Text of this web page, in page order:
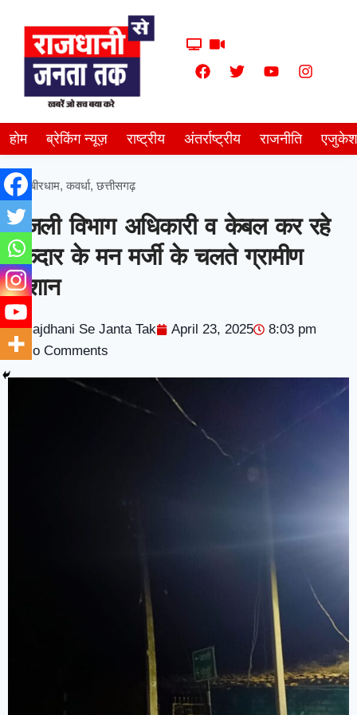
होम ब्रेकिंग न्यूज़ राष्ट्रीय अंतर्राष्ट्रीय राजनीति
कबीरधाम,कवर्धा,छत्तीसगढ़
बिजली विभाग अधिकारी व केबल कर रहे
ठेकेदार के मन मर्जी के चलते ग्रामीण
परेशान
Rajdhani Se Janta Tak April 23, 2025
8:03 pm
No Comments